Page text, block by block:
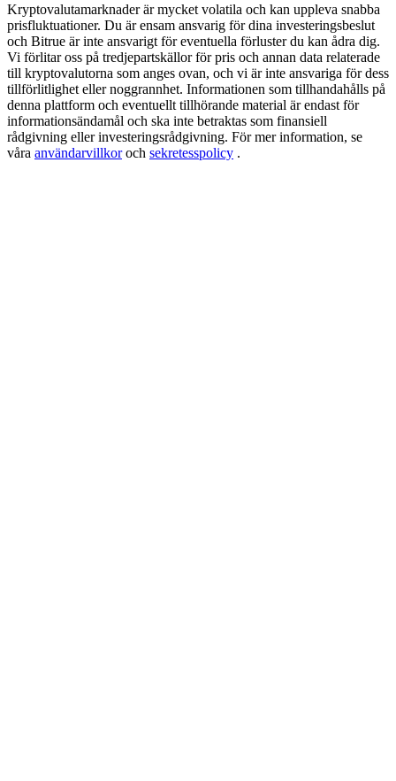
Exclusive for BitMart Users
Register & Trade to Win 500,000 USDT
Kryptovalutamarknader är mycket volatila och kan uppleva snabba
prisfluktuationer. Du är ensam ansvarig för dina investeringsbeslut
och Bitrue är inte ansvarigt för eventuella förluster du kan ådra dig.
Vi förlitar oss på tredjepartskällor för pris och annan data relaterade
till kryptovalutorna som anges ovan, och vi är inte ansvariga för dess
tillförlitlighet eller noggrannhet. Informationen som tillhandahålls på
denna plattform och eventuellt tillhörande material är endast för
informationsändamål och ska inte betraktas som finansiell
rådgivning eller investeringsrådgivning. För mer information, se
våra användarvillkoroch sekretesspolicy .